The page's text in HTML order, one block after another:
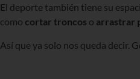
El deporte también tiene su
como cortar troncos o arrastrar
Así que ya solo nos queda decir.